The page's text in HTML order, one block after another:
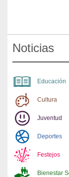
Noticias
Educación
Cultura
Juventud
Deportes
Festejos
Bienestar